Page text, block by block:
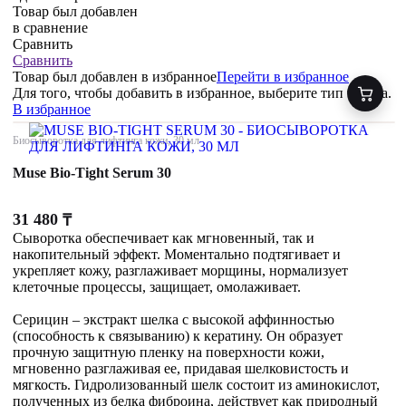
Товар был добавлен
в сравнение
Сравнить
Сравнить
Товар был добавлен в избранноеПерейти в избранное
Для того, чтобы добавить в избранное, выберите тип товара.
В избранное
Биосыворотка для лифтинга кожи, 30 мл
Muse Bio-Tight Serum 30
31 480 ₸
Сыворотка обеспечивает как мгновенный, так и
накопительный эффект. Моментально подтягивает и
укрепляет кожу, разглаживает морщины, нормализует
клеточные процессы, защищает, омолаживает.
Серицин – экстракт шелка с высокой аффинностью
(способность к связыванию) к кератину. Он образует
прочную защитную пленку на поверхности кожи,
мгновенно разглаживая ее, придавая шелковистость и
мягкость. Гидролизованный шелк состоит из аминокислот,
полученных из белка фиброина, действует как природный